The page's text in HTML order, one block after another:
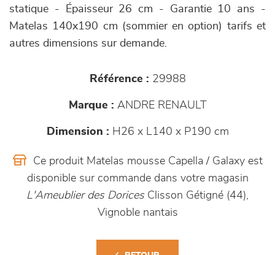
statique - Épaisseur 26 cm - Garantie 10 ans -
Matelas 140x190 cm (sommier en option) tarifs et
autres dimensions sur demande.
Référence : 29988
Marque : ANDRE RENAULT
Dimension : H26 x L140 x P190 cm
Ce produit Matelas mousse Capella / Galaxy est
disponible sur commande dans votre magasin
L'Ameublier des DoricesClisson Gétigné (44),
Vignoble nantais